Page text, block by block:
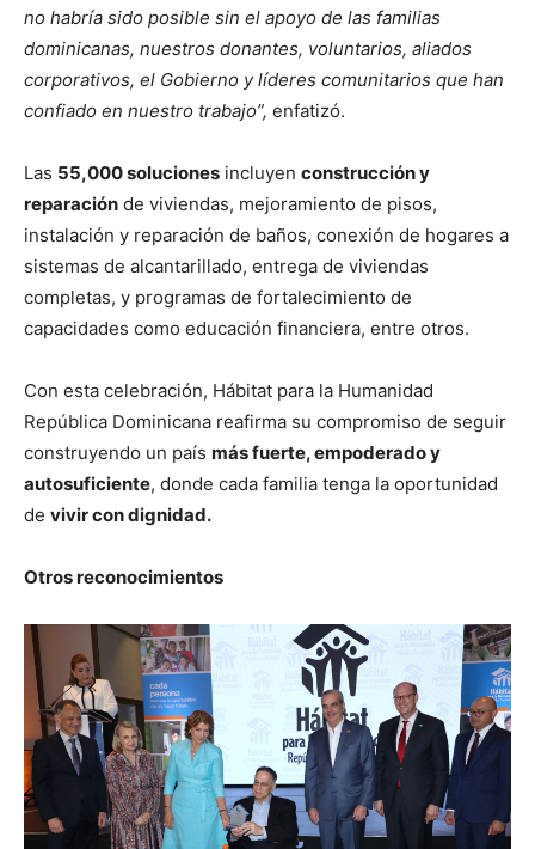
no habría sido posible sin el apoyo de las familias
dominicanas, nuestros donantes, voluntarios, aliados
corporativos, el Gobierno y líderes comunitarios que han
confiado en nuestro trabajo”, enfatizó.
Las 55,000 soluciones incluyen construcción y
reparación de viviendas, mejoramiento de pisos,
instalación y reparación de baños, conexión de hogares a
sistemas de alcantarillado, entrega de viviendas
completas, y programas de fortalecimiento de
capacidades como educación financiera, entre otros.
Con esta celebración, Hábitat para la Humanidad
República Dominicana reafirma su compromiso de seguir
construyendo un país más fuerte, empoderado y
autosuficiente, donde cada familia tenga la oportunidad
de vivir con dignidad.
Otros reconocimientos